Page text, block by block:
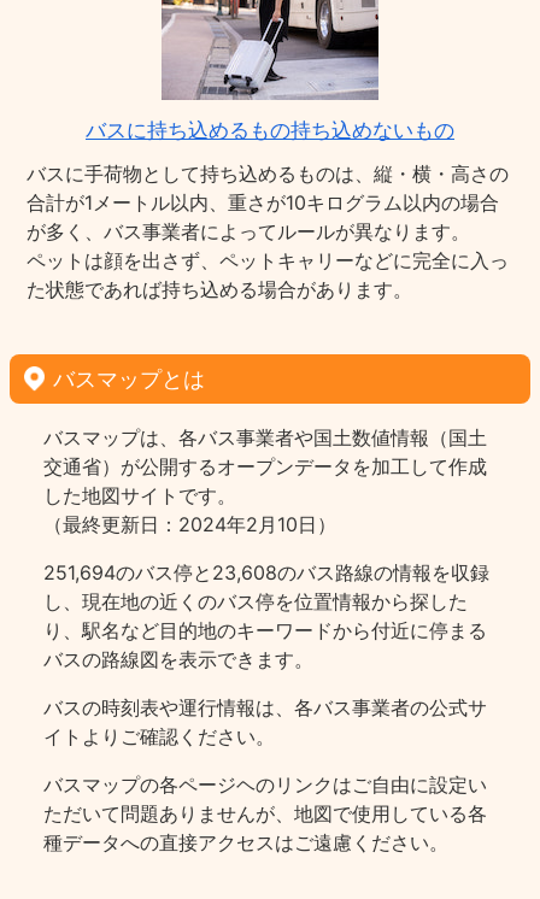
バスに持ち込めるもの持ち込めないもの
バスに手荷物として持ち込めるものは、縦・横・高さの
合計が1メートル以内、重さが10キログラム以内の場合
が多く、バス事業者によってルールが異なります。
ペットは顔を出さず、ペットキャリーなどに完全に入っ
た状態であれば持ち込める場合があります。
バスマップとは
バスマップは、各バス事業者や国土数値情報（国土
交通省）が公開するオープンデータを加工して作成
した地図サイトです。
（最終更新日：2024年2月10日）
251,694のバス停と23,608のバス路線の情報を収録
し、現在地の近くのバス停を位置情報から探した
り、駅名など目的地のキーワードから付近に停まる
バスの路線図を表示できます。
バスの時刻表や運行情報は、各バス事業者の公式サ
イトよりご確認ください。
バスマップの各ページヘのリンクはご自由に設定い
ただいて問題ありませんが、地図で使用している各
種データへの直接アクセスはご遠慮ください。